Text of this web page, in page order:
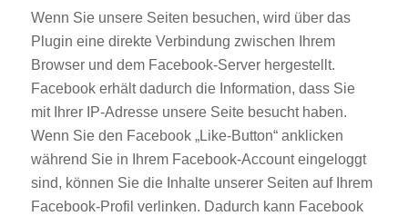
Wenn Sie unsere Seiten besuchen, wird über das
Plugin eine direkte Verbindung zwischen Ihrem
Browser und dem Facebook-Server hergestellt.
Facebook erhält dadurch die Information, dass Sie
mit Ihrer IP-Adresse unsere Seite besucht haben.
Wenn Sie den Facebook „Like-Button“ anklicken
während Sie in Ihrem Facebook-Account eingeloggt
sind, können Sie die Inhalte unserer Seiten auf Ihrem
Facebook-Profil verlinken. Dadurch kann Facebook